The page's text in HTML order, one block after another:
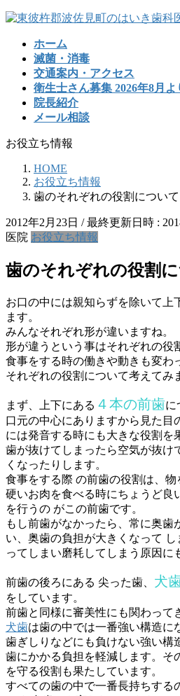
コ
プ
ナ
動
ホーム
滅菌・消毒
交通案内・アクセス
衛生士さん募集 2026年8月よ
院長紹介
メール相談
お役立ち情報
HOME
お役立ち情報
歯のそれぞれの役割について
2012年2月23日 / 最終更新日時 :
医院 お役立ち情報
歯のそれぞれの役割
お口の中には親知らずを除いて上
ます。
みんなそれぞれ形が違いますね。
形が違うという事はそれぞれの役
食事をする時の働きや動きも変わ
それぞれの役割について考えてみ
まず、上下にある ４本の前歯に
口元の中心にありますから見た目
には発音する時にも大きな役割を
歯が抜けてしまったら空気が抜け
くなったりします。
食事をする際 の前歯の役割は、物
硬いお肉を食べる時にちょうど良
を行うの がこの前歯です。
もし前歯がなかったら、常に奥歯
い、奥歯の負担が大きくなって
ってしまい磨耗してしまう原因に
前歯の後ろにある 尖った歯、 犬
をしています。
前歯と同様に審美性にも関わって
犬歯は歯の中では一番強い構造に
歯ぎしりなどにも負けない強い構
歯にかかる負担を軽減します。そ
を守る役割も果たしています。
すべての歯の中で一番長持ちする